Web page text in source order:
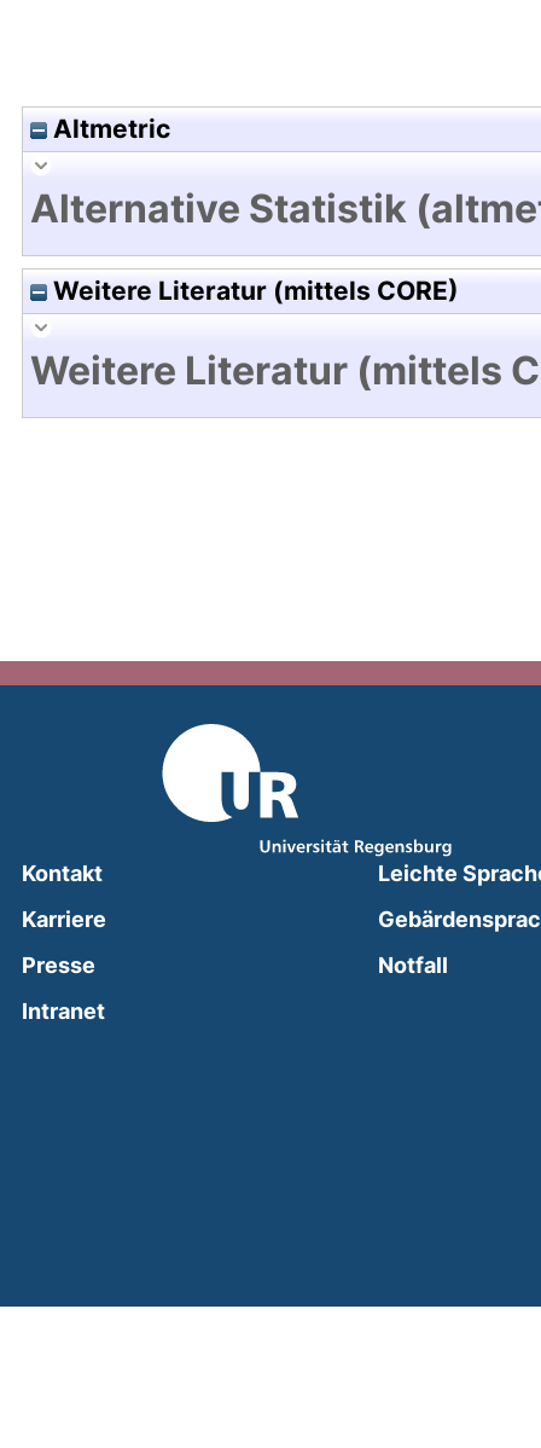
Altmetric
Alternative Statistik
Weitere Literatur (mittels CORE)
Weitere Literatur (mittels
Kontakt
Karriere
Presse
Intranet(external link, opens in a new window)
Leichte
Notfall